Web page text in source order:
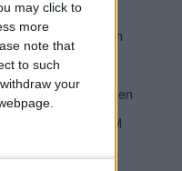
may click to
more
note that
to such
your
Financières
et formation
& Mobilité
à l'entretien
de CV & LM